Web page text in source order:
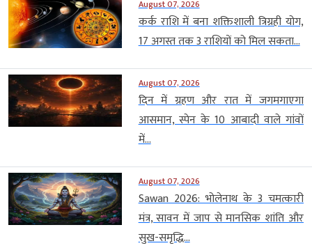
August 07, 2026
कर्क राशि में बना शक्तिशाली त्रिग्रही योग,
17 अगस्त तक 3 राशियों को मिल सकता...
August 07, 2026
दिन में ग्रहण और रात में जगमगाएगा
आसमान, स्पेन के 10 आबादी वाले गांवों
में...
August 07, 2026
Sawan 2026: भोलेनाथ के 3 चमत्कारी
मंत्र, सावन में जाप से मानसिक शांति और
सुख-समृद्धि...